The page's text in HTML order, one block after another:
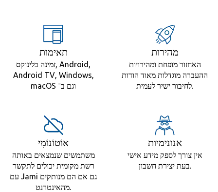
תאימות
זמינה בלינוקס, Android‏,
Android TV‏, Windows‏,
macOS וגם ב־
מהירות
האחזור מופחת ומהירויות
ההעברה מוגדלות מאוד הודות
לחיבור ישיר לעמית.
אוֹטוֹנוֹמִי
משתמשים שנמצאים באותה
רשת מקומית יכולים לתקשר
עם Jami גם אם הם מנותקים
מהאינטרנט.
אנונימיות
אין צורך לספק מידע אישי
בעת יצירת חשבון.